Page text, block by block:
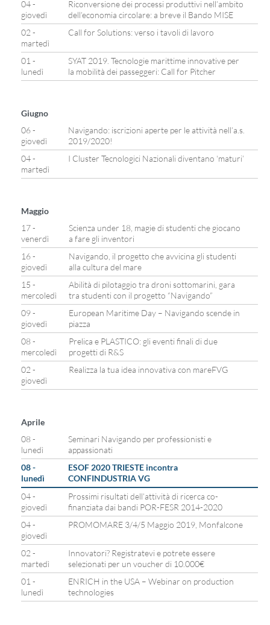
04 -
giovedì
Riconversione dei processi produttivi nell’ambito
dell’economia circolare: a breve il Bando MISE
02 -
martedì
Call for Solutions: verso i tavoli di lavoro
01 -
lunedì
SYAT 2019. Tecnologie marittime innovative per
la mobilità dei passeggeri: Call for Pitcher
Giugno
06 -
giovedì
Navigando: iscrizioni aperte per le attività nell’a.s.
2019/2020!
04 -
martedì
I Cluster Tecnologici Nazionali diventano ‘maturi’
Maggio
17 -
venerdì
Scienza under 18, magie di studenti che giocano
a fare gli inventori
16 -
giovedì
Navigando, il progetto che avvicina gli studenti
alla cultura del mare
15 -
mercoledì
Abilità di pilotaggio tra droni sottomarini, gara
tra studenti con il progetto “Navigando”
09 -
giovedì
European Maritime Day – Navigando scende in
piazza
08 -
mercoledì
Prelica e PLASTICO: gli eventi finali di due
progetti di R&S
02 -
giovedì
Realizza la tua idea innovativa con mareFVG
Aprile
08 -
lunedì
Seminari Navigando per professionisti e
appassionati
08 -
lunedì
ESOF 2020 TRIESTE incontra
CONFINDUSTRIA VG
04 -
giovedì
Prossimi risultati dell’attività di ricerca co-
finanziata dai bandi POR-FESR 2014-2020
04 -
giovedì
PROMOMARE 3/4/5 Maggio 2019, Monfalcone
02 -
martedì
Innovatori? Registratevi e potrete essere
selezionati per un voucher di 10.000€
01 -
lunedì
ENRICH in the USA – Webinar on production
technologies